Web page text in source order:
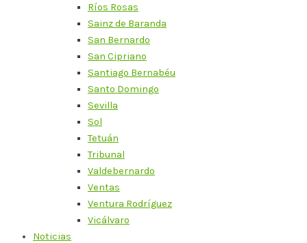
Ríos Rosas
Sainz de Baranda
San Bernardo
San Cipriano
Santiago Bernabéu
Santo Domingo
Sevilla
Sol
Tetuán
Tribunal
Valdebernardo
Ventas
Ventura Rodríguez
Vicálvaro
Noticias